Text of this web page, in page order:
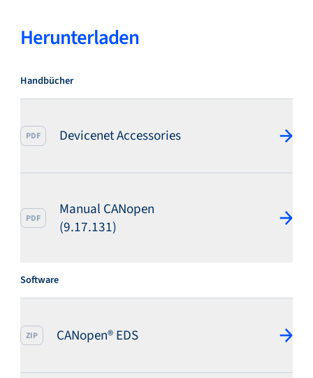
Flow Academy
Bronkhorst
Kontakt aufnehmen
Herunterladen
Handbücher
PDF Devicenet Accessories
PDF
Manual CANopen
(9.17.131)
Software
ZIP CANopen® EDS